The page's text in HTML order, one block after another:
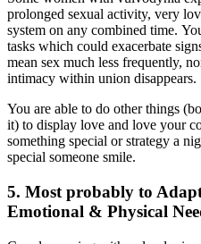
prolonged sexual activity, very
system on any combined time.
tasks which could exacerbate
mean sex much less frequently,
intimacy within union disappears.
You are able to do other things
it) to display love and love your
something special or strategy a
special someone smile.
5. Most probably to
Emotional & Physical